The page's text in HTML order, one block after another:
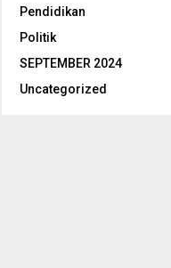
Pendidikan
Politik
SEPTEMBER 2024
Uncategorized